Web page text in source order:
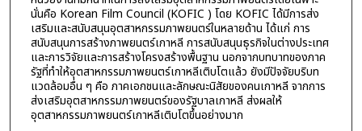
นั่นคือ Korean Film Council (KOFIC ) โดย KOFIC ได้มีการส่ง
เสริมและสนับสนุนอุตสาหกรรมภาพยนตร์ในหลายด้าน ได้แก่ การ
สนับสนุนการสร้างภาพยนตร์เกาหลี การสนับสนุนธุรกิจในต่างประเทศ
และการวิจัยและการสร้างโครงสร้างพื้นฐาน นอกจากบทบาทของภาค
รัฐที่ทำให้อุตสาหกรรมภาพยนตร์เกาหลีเติบโตแล้ว ยังมีปัจจัยบริบท
แวดล้อมอื่น ๆ คือ ภาคเอกชนและลักษณะนิสัยของคนเกาหลี จากการ
ส่งเสริมอุตสาหกรรมภาพยนตร์ของรัฐบาลเกาหลี ส่งผลให้
อุตสาหกรรมภาพยนตร์เกาหลีเติบโตขึ้นอย่างมาก